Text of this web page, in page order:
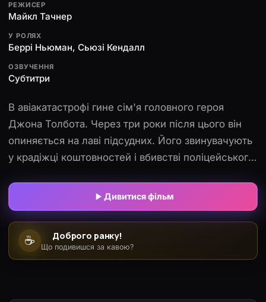
РЕЖИСЕР
Майкл Тачнер
У РОЛЯХ
Беррі Ньюман, Сьюзі Кендалл
ОЗВУЧЕННЯ
Субтитри
В авіакатастрофі гине сім'я головного героя
Джона Толбота. Через три роки після цього він
опиняється на лаві підсудних. Його звинувачують
у крадіжці коштовностей і вбивстві поліцейського,
сюжет, відмінна музика Роя Бадда і
десятихвилинна автомобільна гонитва занурюють
у неперевершену атмосферу гостросюжетних
фільмів 70-х років.
Дивитися фільм
☕ Доброго ранку!
Що подивишся за кавою?